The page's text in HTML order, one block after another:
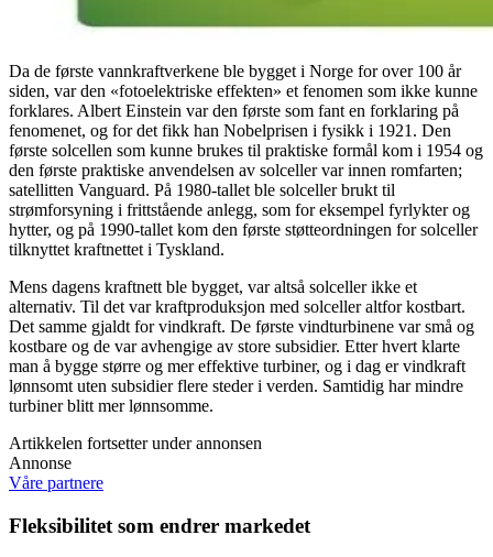
Da de første vannkraftverkene ble bygget i Norge for over 100 år
siden, var den «fotoelektriske effekten» et fenomen som ikke kunne
forklares. Albert Einstein var den første som fant en forklaring på
fenomenet, og for det fikk han Nobelprisen i fysikk i 1921. Den
første solcellen som kunne brukes til praktiske formål kom i 1954 og
den første praktiske anvendelsen av solceller var innen romfarten;
satellitten Vanguard. På 1980-tallet ble solceller brukt til
strømforsyning i frittstående anlegg, som for eksempel fyrlykter og
hytter, og på 1990-tallet kom den første støtteordningen for solceller
tilknyttet kraftnettet i Tyskland.
Mens dagens kraftnett ble bygget, var altså solceller ikke et
alternativ. Til det var kraftproduksjon med solceller altfor kostbart.
Det samme gjaldt for vindkraft. De første vindturbinene var små og
kostbare og de var avhengige av store subsidier. Etter hvert klarte
man å bygge større og mer effektive turbiner, og i dag er vindkraft
lønnsomt uten subsidier flere steder i verden. Samtidig har mindre
turbiner blitt mer lønnsomme.
Artikkelen fortsetter under annonsen
Annonse
Våre partnere
Fleksibilitet som endrer markedet